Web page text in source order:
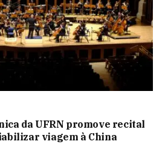
da UFRN promove recital
viagem à China